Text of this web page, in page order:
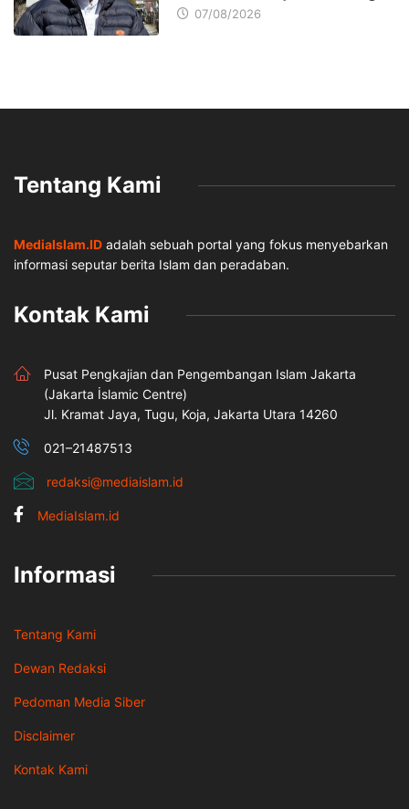
07/08/2026
Tentang Kami
MediaIslam.ID adalah sebuah portal yang fokus menyebarkan
informasi seputar berita Islam dan peradaban.
Kontak Kami
Pusat Pengkajian dan Pengembangan Islam Jakarta
(Jakarta İslamic Centre)
Jl. Kramat Jaya, Tugu, Koja, Jakarta Utara 14260
021–21487513
redaksi@mediaislam.id
MediaIslam.id
Informasi
Tentang Kami
Dewan Redaksi
Pedoman Media Siber
Disclaimer
Kontak Kami